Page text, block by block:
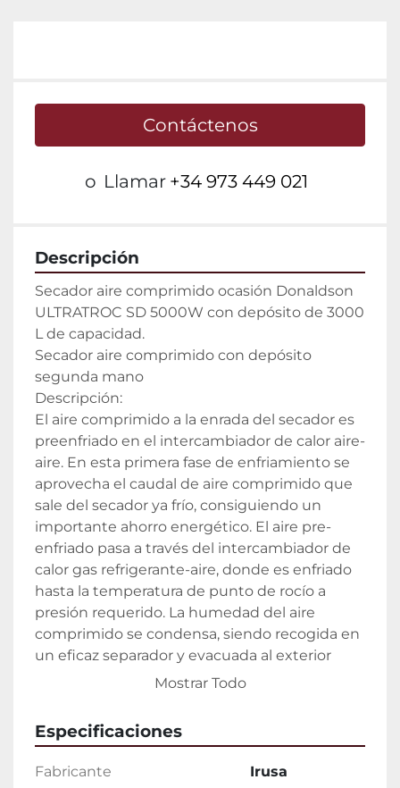
Contáctenos
o Llamar +34 973 449 021
Descripción
Secador aire comprimido ocasión Donaldson
ULTRATROC SD 5000W con depósito de 3000
L de capacidad.
Secador aire comprimido con depósito
segunda mano
Descripción:
El aire comprimido a la enrada del secador es
preenfriado en el intercambiador de calor aire-
aire. En esta primera fase de enfriamiento se
aprovecha el caudal de aire comprimido que
sale del secador ya frío, consiguiendo un
importante ahorro energético. El aire pre-
enfriado pasa a través del intercambiador de
calor gas refrigerante-aire, donde es enfriado
hasta la temperatura de punto de rocío a
presión requerido. La humedad del aire
comprimido se condensa, siendo recogida en
un eficaz separador y evacuada al exterior
automáticamente. Finalmente, el aire frío es
entrada. Con ello se ahorra energía y se evita
condensaciones en las lineas de aire
comprimido.
Mostrar Todo
Especificaciones
Fabricante Irusa